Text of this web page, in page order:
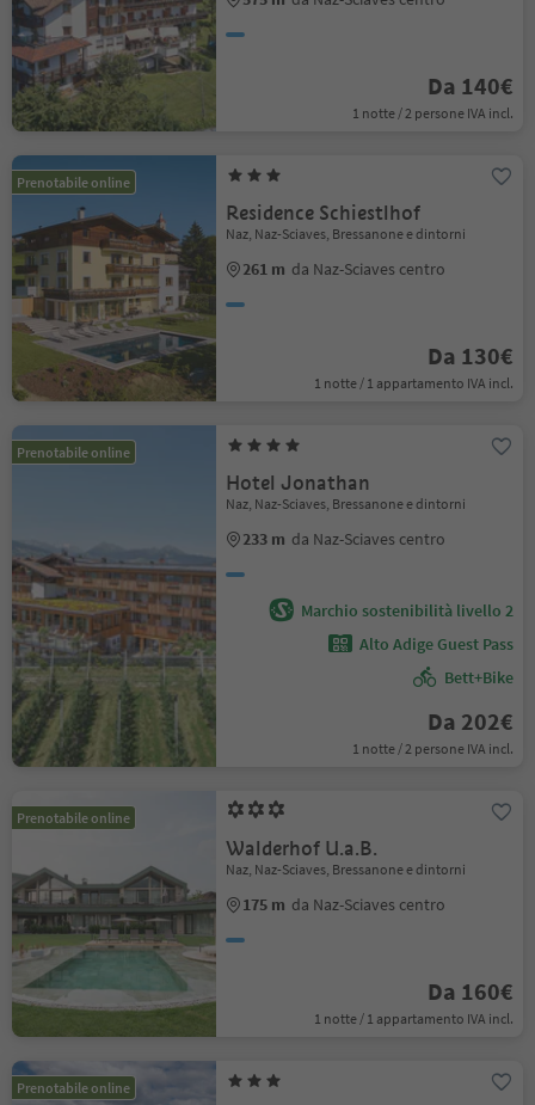
Da 140€
1 notte / 2 persone IVA incl.
Prenotabile online
Residence Schiestlhof
Naz, Naz-Sciaves, Bressanone e dintorni
261 m da Naz-Sciaves centro
Da 130€
1 notte / 1 appartamento IVA incl.
Prenotabile online
Hotel Jonathan
Naz, Naz-Sciaves, Bressanone e dintorni
233 m da Naz-Sciaves centro
Marchio sostenibilità livello 2
Alto Adige Guest Pass
Bett+Bike
Da 202€
1 notte / 2 persone IVA incl.
Prenotabile online
Walderhof U.a.B.
Naz, Naz-Sciaves, Bressanone e dintorni
175 m da Naz-Sciaves centro
Da 160€
1 notte / 1 appartamento IVA incl.
Prenotabile online